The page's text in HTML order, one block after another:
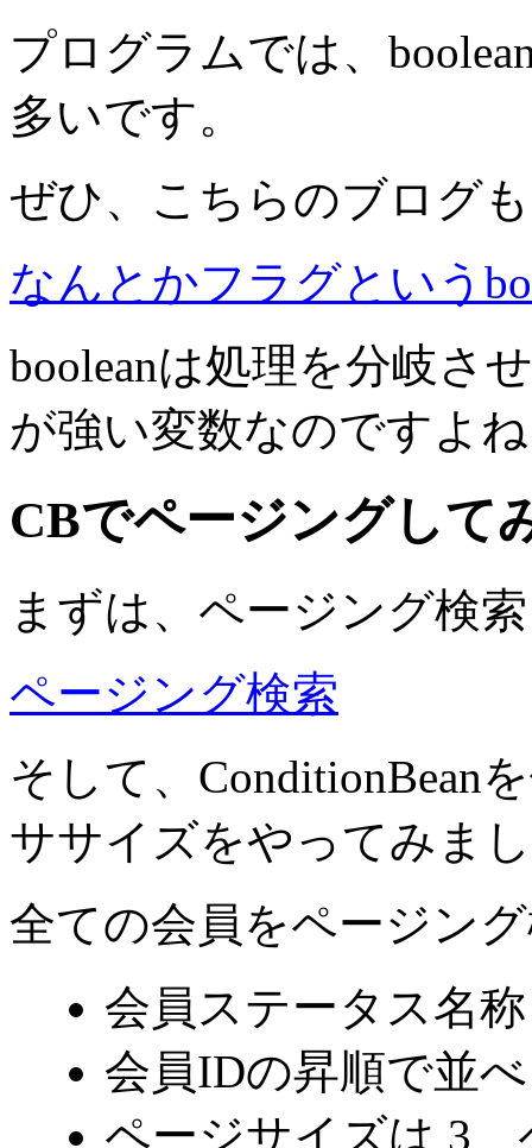
プログラムでは、
多いです。
ぜひ、こちらのブログ
なんとかフラグという
booleanは処理を分岐さ
が強い変数なのですよ
CBでページングして
まずは、ページング検
ページング検索
そして、ConditionBean
ササイズをやってみま
全ての会員をページン
会員ステータス名
会員IDの昇順で並
ページサイズは 3